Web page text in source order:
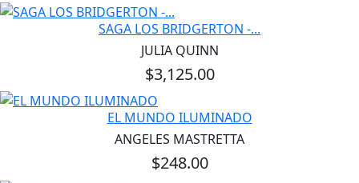
SAGA LOS BRIDGERTON -...
JULIA QUINN
$3,125.00
EL MUNDO ILUMINADO
ANGELES MASTRETTA
$248.00